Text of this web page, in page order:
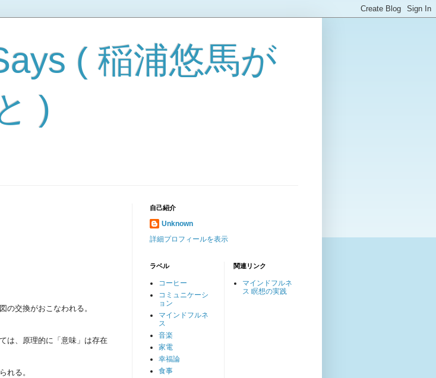
( 稲浦悠馬が
)
の交換がおこなわれる。
は、原理的に「意味」は存在
れる。
自己紹介
Unknown
詳細プロフィールを表示
ラベル
コーヒー
コミュニケーシ
ョン
マインドフルネ
ス
音楽
家電
幸福論
食事
関連リンク
マインドフルネ
ス 瞑想の実践